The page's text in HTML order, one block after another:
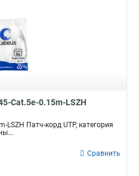
Cat.5e-0.15m-LSZH
LSZH Патч-корд UTP, категория
Сравнить